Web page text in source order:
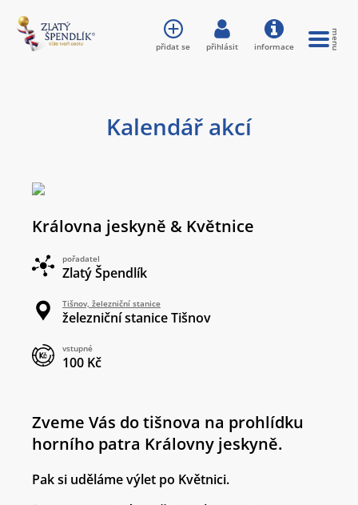
Kalendář akcí
Královna jeskyně & Květnice
pořadatel
Zlatý Špendlík
Tišnov, železniční stanice
železniční stanice Tišnov
vstupné
100 Kč
Zveme Vás do tišnova na prohlídku
horního patra Královny jeskyně.
Pak si uděláme výlet po Květnici.
přidat se přihlásit informace